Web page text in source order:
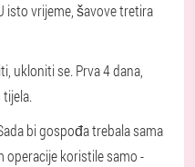
isto vrijeme, šavove tretira
ukloniti se. Prva 4 dana,
bi gospođa trebala sama
operacije koristile samo -